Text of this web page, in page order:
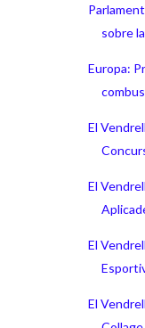
sobre
Europa:
El
El
El
El